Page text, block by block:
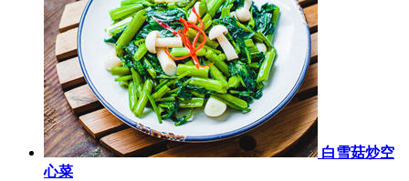
白雪菇炒空
心菜